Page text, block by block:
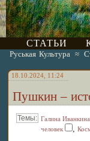
СТАТЬИ
Руськая Культура ≈
18.10.2024, 11:24
Пушкин –
Галина Иванкина
человек
,